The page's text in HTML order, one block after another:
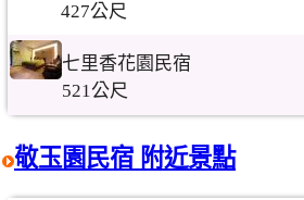
427公尺
七里香花園民宿
521公尺
敬玉園民宿 附近景點